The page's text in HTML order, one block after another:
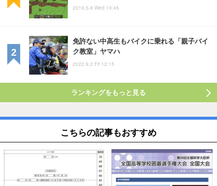
2019.5.8 Wed 10:45
免許ない中高生もバイクに乗れる「親子バイ
ク教室」ヤマハ
2022.9.2 Fri 12:15
ランキングをもっと見る
こちらの記事もおすすめ